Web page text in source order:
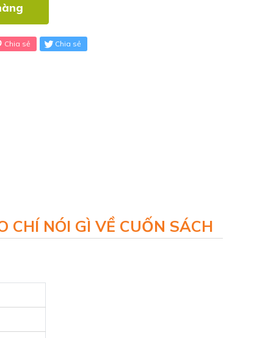
Chia sẻ Chia sẻ
CHÍ NÓI GÌ VỀ CUỐN SÁCH